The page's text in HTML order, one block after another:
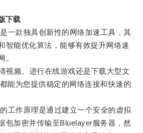
下载
款独具创新性的网络加速工具，其
智能优化算法，能够有效提升网络速
。
频、进行在线游戏还是下载大型文
能为您提供稳定的网络连接和快速的
作原理是通过建立一个安全的虚拟
包加密并传输至Bluelayer服务器，然